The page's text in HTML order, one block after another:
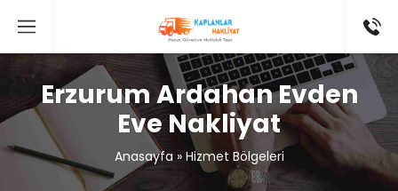
Erzurum Ardahan Evden
Eve Nakliyat
Anasayfa» Hizmet Bölgeleri